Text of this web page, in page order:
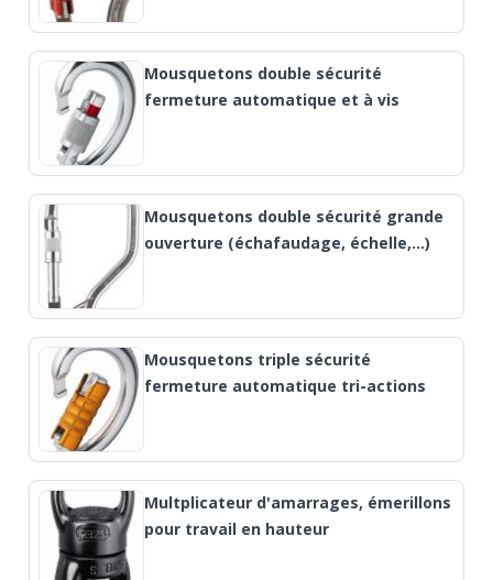
Mousquetons double sécurité
fermeture automatique et à vis
Mousquetons double sécurité grande
ouverture (échafaudage, échelle,…)
Mousquetons triple sécurité
fermeture automatique tri-actions
Multplicateur d'amarrages, émerillons
pour travail en hauteur